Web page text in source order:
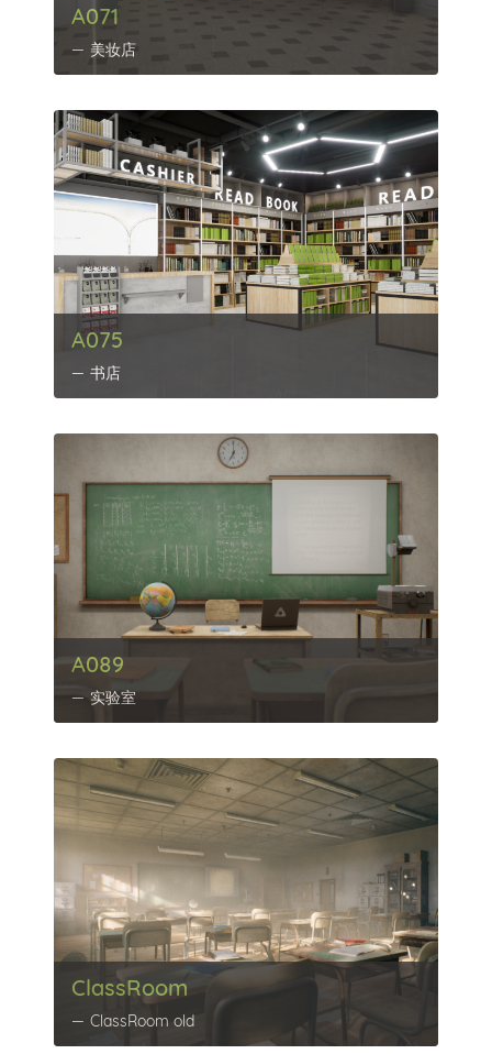
A071
美妆店
A075
书店
A089
实验室
ClassRoom
ClassRoom old